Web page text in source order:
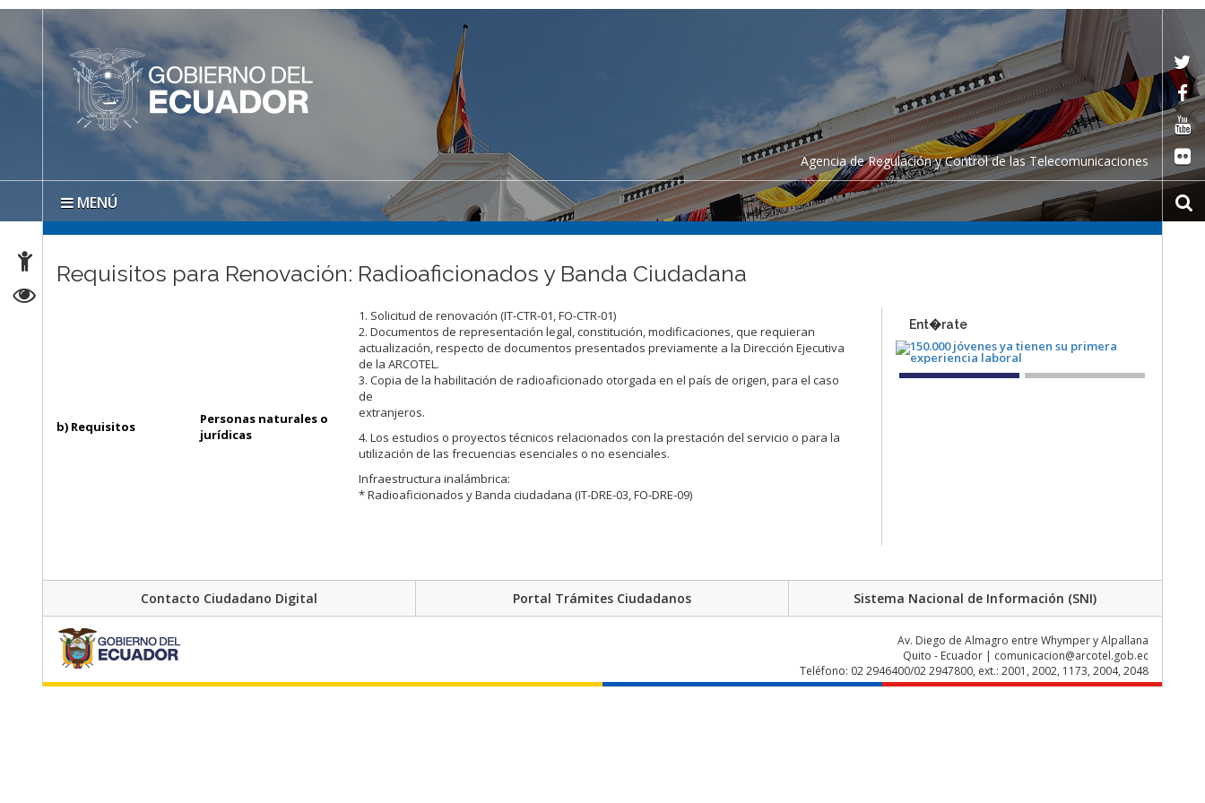
Agencia de Regulación y Control de las Telecomunicaciones
MENÚ
Requisitos para Renovación: Radioaficionados y Banda Ciudadana
b) Requisitos
Personas naturales o
jurídicas
1. Solicitud de renovación (IT-CTR-01, FO-CTR-01)
2. Documentos de representación legal, constitución, modificaciones, que requieran
actualización, respecto de documentos presentados previamente a la Dirección Ejecutiva
de la ARCOTEL.
3. Copia de la habilitación de radioaficionado otorgada en el país de origen, para el caso
de
extranjeros.
4. Los estudios o proyectos técnicos relacionados con la prestación del servicio o para la
utilización de las frecuencias esenciales o no esenciales.
Infraestructura inalámbrica:
* Radioaficionados y Banda ciudadana (IT-DRE-03, FO-DRE-09)
Ent�rate
Contacto Ciudadano Digital Portal Trámites Ciudadanos Sistema Nacional de Información (SNI)
Av. Diego de Almagro entre Whymper y Alpallana
Quito - Ecuador | comunicacion@arcotel.gob.ec
Teléfono: 02 2946400/02 2947800, ext.: 2001, 2002, 1173, 2004, 2048